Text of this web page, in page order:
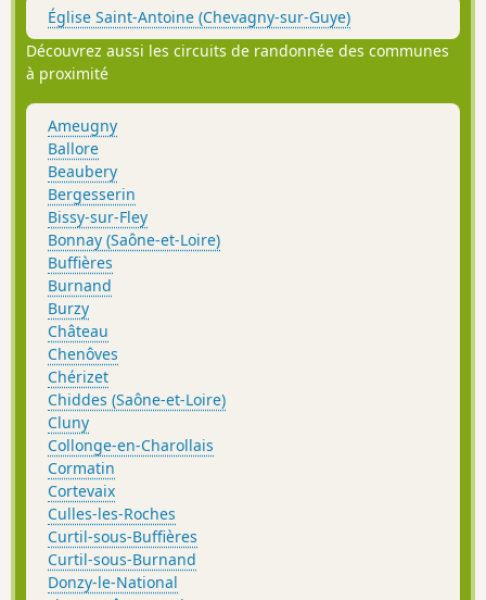
Église Saint-Antoine (Chevagny-sur-Guye)
Découvrez aussi les circuits de randonnée des communes
à proximité
Ameugny
Ballore
Beaubery
Bergesserin
Bissy-sur-Fley
Bonnay (Saône-et-Loire)
Buffières
Burnand
Burzy
Château
Chenôves
Chérizet
Chiddes (Saône-et-Loire)
Cluny
Collonge-en-Charollais
Cormatin
Cortevaix
Culles-les-Roches
Curtil-sous-Buffières
Curtil-sous-Burnand
Donzy-le-National